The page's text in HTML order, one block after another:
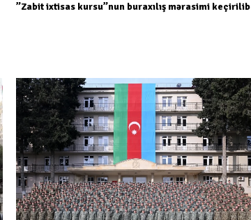
”Zabit ixtisas kursu”nun buraxılış mərasimi keçirilib